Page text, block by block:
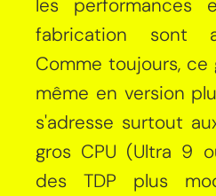
fabrication sont
Comme toujours,
même en version
s'adresse surtout
gros CPU (Ultra 9
des TDP plus